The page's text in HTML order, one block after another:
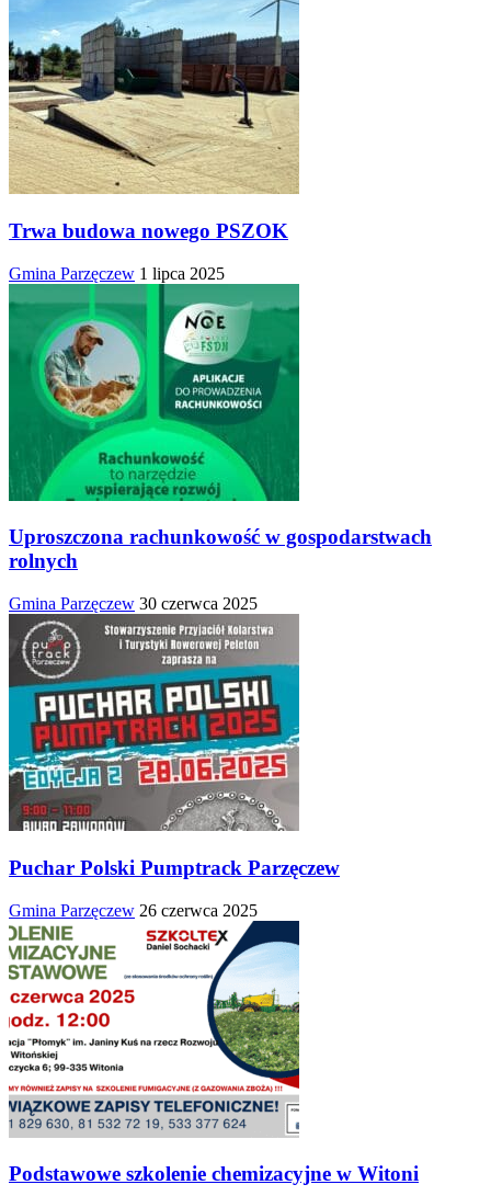
Trwa budowa nowego PSZOK
Gmina Parzęczew 1 lipca 2025
Uproszczona rachunkowość w gospodarstwach
rolnych
Gmina Parzęczew 30 czerwca 2025
Puchar Polski Pumptrack Parzęczew
Gmina Parzęczew 26 czerwca 2025
Podstawowe szkolenie chemizacyjne w Witoni